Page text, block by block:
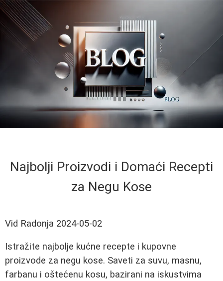
Najbolji Proizvodi i Domaći Recepti
za Negu Kose
Vid Radonja 2024-05-02
Istražite najbolje kućne recepte i kupovne
proizvode za negu kose. Saveti za suvu, masnu,
farbanu i oštećenu kosu, bazirani na iskustvima